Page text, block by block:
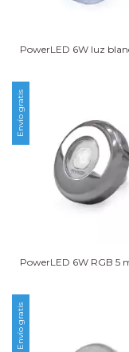
PowerLED 6W luz
Envío gratis
PowerLED 6W RGB 5
Envío gratis